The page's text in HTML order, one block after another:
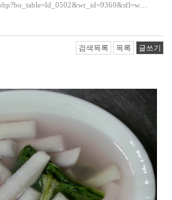
검색목록 목록 글쓰기